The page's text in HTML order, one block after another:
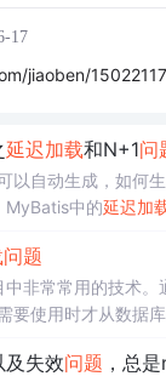
17
jiaoben/
延迟加载和N+1问
MyBatis中的延迟加
也被称为是嵌套查
问题
中非常常用的技术
要使用时才从数据
及失效问题 ，总